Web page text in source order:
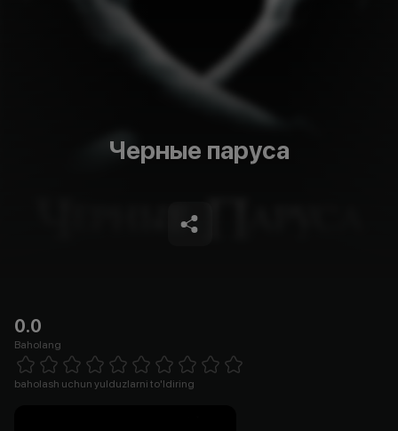
Черные паруса
0.0
Baholang
1 Star 2 Stars 3 Stars 4 Stars5 Stars 6 Stars7 Stars8 Stars
baholash uchun yulduzlarni to'ldiring